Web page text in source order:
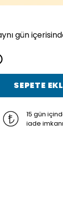
gün
SEPETE
15 gün
iade imkanı